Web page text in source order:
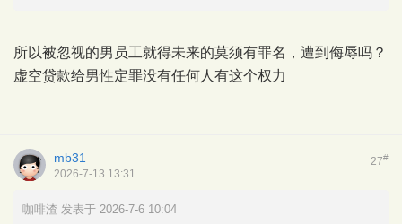
所以被忽视的男员工就得未来的莫须有罪名，遭到侮辱吗？
虚空贷款给男性定罪没有任何人有这个权力
27#
mb31
2026-7-13 13:31
咖啡渣 发表于 2026-7-6 10:04